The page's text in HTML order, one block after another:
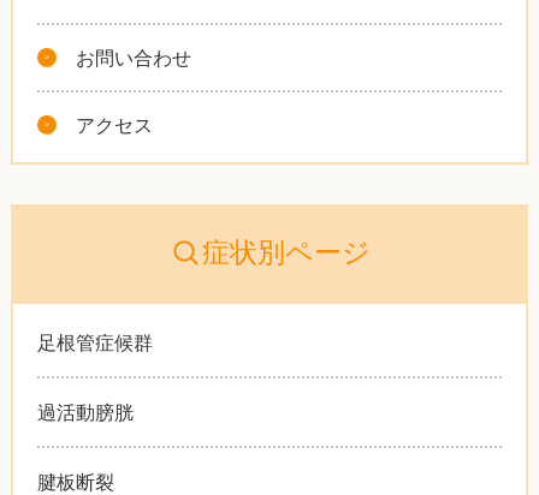
お問い合わせ
アクセス
症状別ページ
足根管症候群
過活動膀胱
腱板断裂